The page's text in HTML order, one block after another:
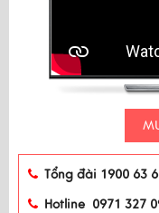
Tổng đài 1900 63
Hotline 0971 327